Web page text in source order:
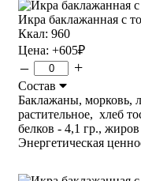
Икра баклажанная с
Ккал: 960
Цена: +605₽
– +
Состав
Баклажаны, морковь,
растительное, хлеб
белков - 4,1 гр.,
Энергетическая